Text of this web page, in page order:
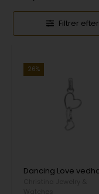
Filtrer efter
26%